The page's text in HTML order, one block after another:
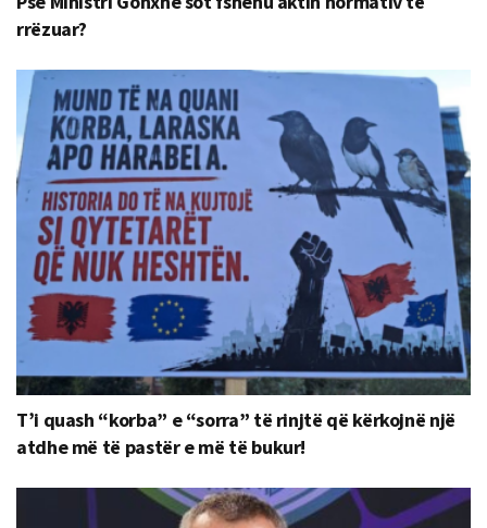
rrëzuar?
T’i quash “korba” e “sorra” të rinjtë që kërkojnë një
atdhe më të pastër e më të bukur!